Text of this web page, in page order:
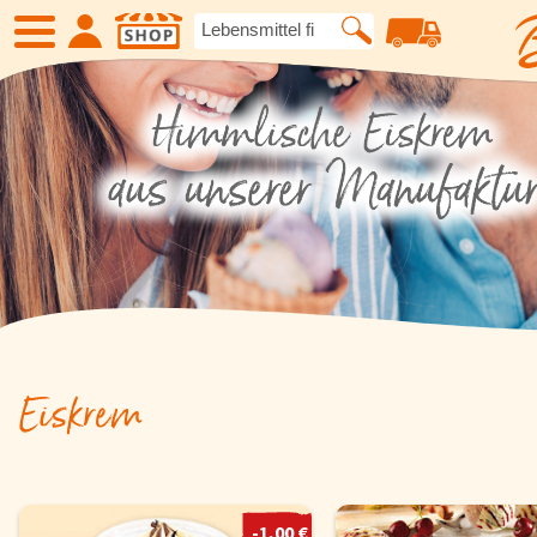
SHOP
Neue Produkte Angebote
Eiskrem Früchte
Kartoffelspezialitäten
Geflügel Fleisch
Eiskrem